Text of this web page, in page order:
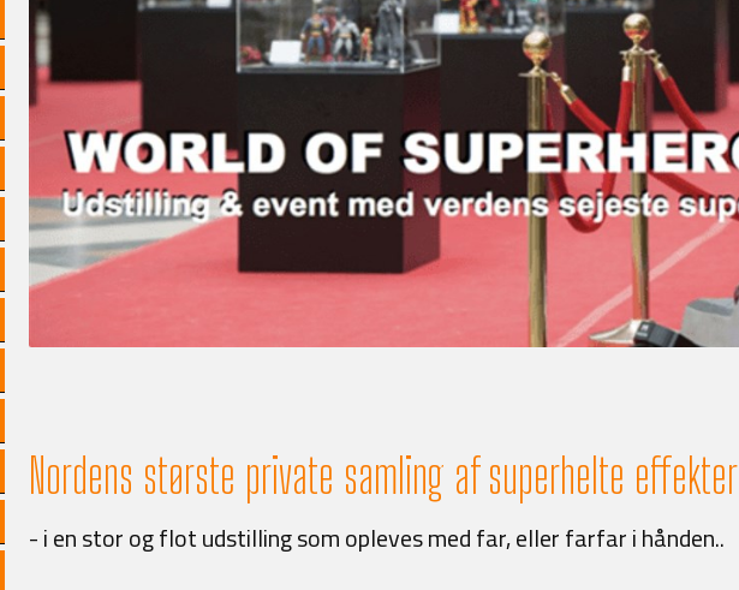
Nordens største private samling af superhelte effekter
- i en stor og flot udstilling som opleves med far, eller farfar i hånden..